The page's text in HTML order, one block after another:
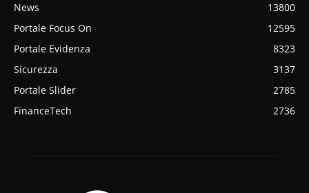
News
13800
Portale Focus On
12595
Portale Evidenza
8323
Sicurezza
3137
Portale Slider
2785
FinanceTech
2736